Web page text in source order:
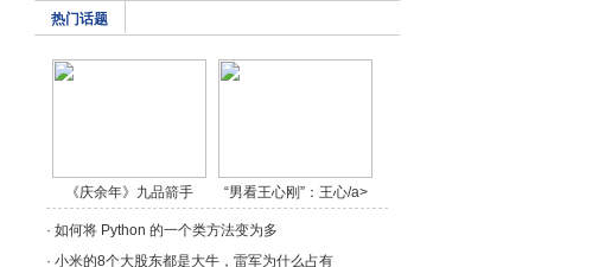
热门话题
《庆余年》九品箭手
燕/a>
“男看王心刚”：王心/a>
· 如何将 Python 的一个类方法变为多
· 小米的8个大股东都是大牛，雷军为什么占有